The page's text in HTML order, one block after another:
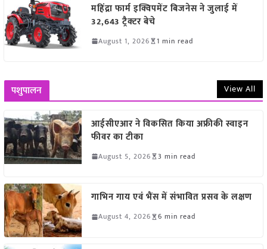
महिंद्रा फार्म इक्विपमेंट बिजनेस ने जुलाई में
32,643 ट्रैक्टर बेचे
August 1, 2026 1 min read
पशुपालन View All
आईसीएआर ने विकसित किया अफ्रीकी स्वाइन
फीवर का टीका
August 5, 2026 3 min read
गाभिन गाय एवं भैंस में संभावित प्रसव के लक्षण
August 4, 2026 6 min read